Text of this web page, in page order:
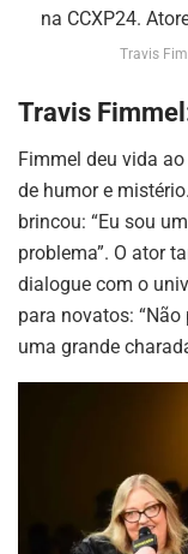
Travis
Travis
Fimmel deu vida
de humor e
brincou: “Eu sou
problema”. O ator
dialogue com o
para novatos:
uma grande